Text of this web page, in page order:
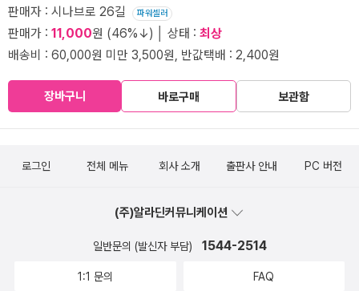
판매자 : 시나브로 26길 파워셀러
판매가 : 11,000원 (46%↓) │ 상태 : 최상
배송비 : 60,000원 미만 3,500원, 반값택배 : 2,400원
장바구니 바로구매 보관함
로그인 전체 메뉴 회사 소개 출판사 안내 PC 버전
(주)알라딘커뮤니케이션
일반문의 (발신자 부담) 1544-2514
1:1 문의 FAQ